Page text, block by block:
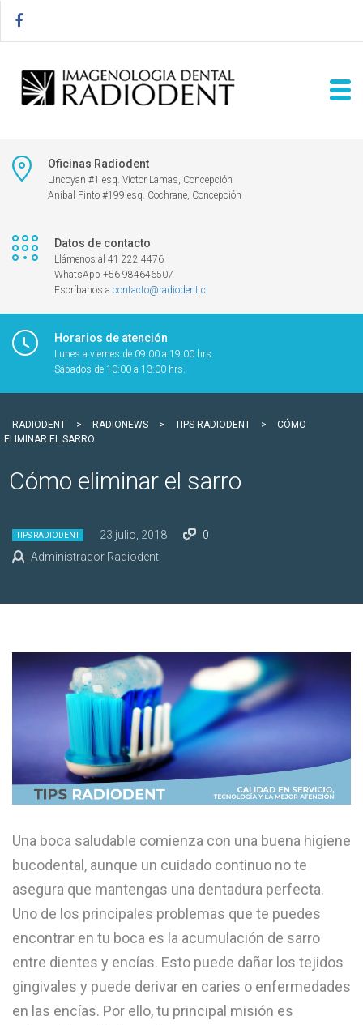
Oficinas Radiodent
Lincoyan #1 esq. Víctor Lamas, Concepción
Anibal Pinto #199 esq. Cochrane, Concepción
Datos de contacto
Llámenos al 41 222 4476
WhatsApp +56 984646507
Escríbanos a contacto@radiodent.cl
Horarios de atención
Lunes a viernes de 09:00 a 19:00 hrs.
Sábados de 10:00 a 13:00 hrs.
RADIODENT > RADIONEWS > TIPS RADIODENT >
CÓMO
ELIMINAR EL SARRO
Cómo eliminar el sarro
TIPS RADIODENT 23 julio, 2018
0
Administrador Radiodent
Una boca saludable comienza con una buena higiene
bucodental, aunque un cuidado continuo no te
asegura que mantengas una dentadura perfecta.
Uno de los principales problemas que te puedes
encontrar en tu boca es la acumulación de sarro
entre dientes y encías. Esto puede dañar los tejidos
gingivales y puede derivar en caries o enfermedades
en las encías. Por ello, tu principal misión es